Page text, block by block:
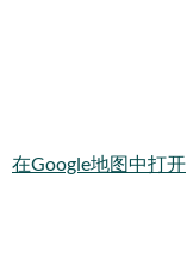
在Google地图中打开